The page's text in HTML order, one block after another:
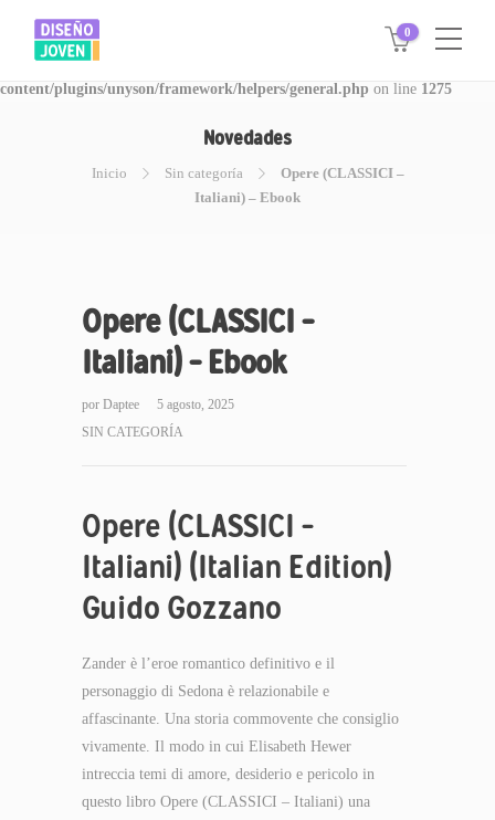
Warning: Invalid argument supplied for foreach() in
/www/disegnojoven.com.ar/htdocs/wp-
content/plugins/unyson/framework/helpers/general.php on line 1275
0
Novedades
Inicio Sin categoría
Opere (CLASSICI –
Italiani) – Ebook
Opere (CLASSICI –
Italiani) – Ebook
por Daptee
5 agosto, 2025
SIN CATEGORÍA
Opere (CLASSICI –
Italiani) (Italian Edition)
Guido Gozzano
Zander è l’eroe romantico definitivo e il
personaggio di Sedona è relazionabile e
affascinante. Una storia commovente che consiglio
vivamente. Il modo in cui Elisabeth Hewer
intreccia temi di amore, desiderio e pericolo in
questo libro Opere (CLASSICI – Italiani) una